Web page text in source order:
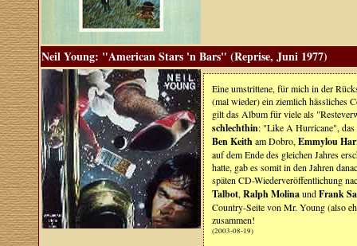
Neil Young: "American Stars 'n Bars" (Reprise, Juni 1977)
Eine umstrittene, für mich in der
(mal wieder) ein ziemlich hässliches
gilt das Album für viele als
schlechthin: "Like A Hurricane", das
Ben Keitham Dobro, Emmylou
auf dem Ende des gleichen Jahres
hatte, gab es somit in den Jahren
späten CD-Wiederveröffentlichung
Talbot, Ralph MolinaundFrank
Country-Seite von Mr. Young (also
zusammen!
(2003-08-19)